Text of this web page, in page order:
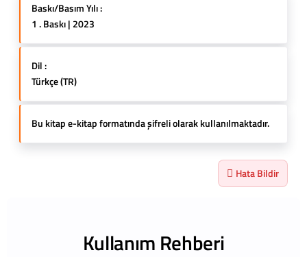
Baskı/Basım Yılı :
1 . Baskı | 2023
Dil :
Türkçe (TR)
Bu kitap e-kitap formatında şifreli olarak kullanılmaktadır.
Hata Bildir
Kullanım Rehberi